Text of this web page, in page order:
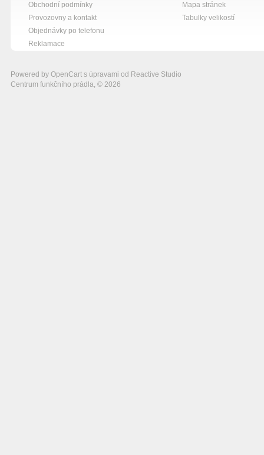
Obchodní podmínky
Provozovny a kontakt
Objednávky po telefonu
Reklamace
Mapa stránek
Tabulky velikostí
Powered by OpenCart s úpravami od Reactive Studio
Centrum funkčního prádla, © 2026